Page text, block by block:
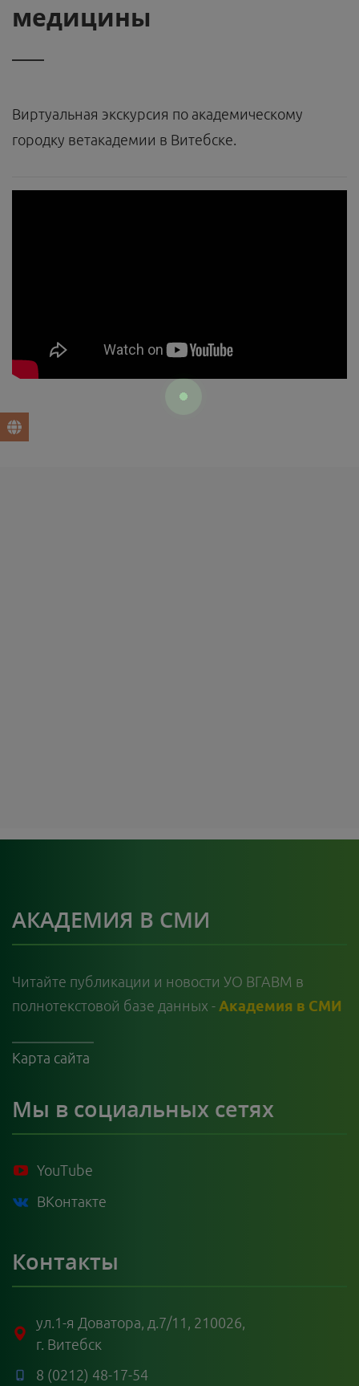
медицины
Виртуальная экскурсия по академическому
городку ветакадемии в Витебске.
АКАДЕМИЯ В СМИ
Читайте публикации и новости УО ВГАВМ в
полнотекстовой базе данных - Академия в СМИ
Карта сайта
Мы в социальных сетях
YouTube
ВКонтакте
Контакты
ул.1-я Доватора, д.7/11, 210026,
г. Витебск
8 (0212) 48-17-54